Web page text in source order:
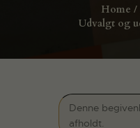
Home
Udvalgt og
ENGLISH
Denne
afholdt.